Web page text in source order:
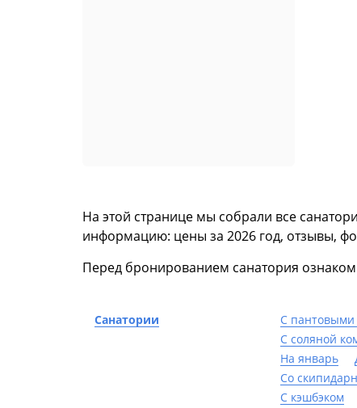
На этой странице мы собрали все
информацию: цены за 2026 год, отзывы,
Перед бронированием санатория
Санатории С
С соляной
На январь
Со
С кэшбэком